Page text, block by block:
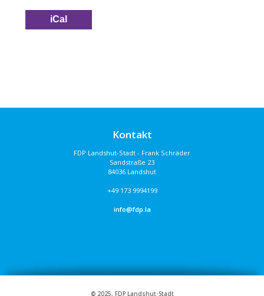
iCal
Kontakt
FDP Landshut-Stadt - Frank Schräder
Sandstraße 23
84036 Landshut
+49 173 9994199
info@fdp.la
© 2025, FDP Landshut-Stadt